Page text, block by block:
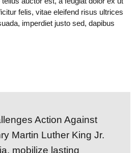
felis, vitae eleifend risus ultrices
imperdiet justo sed, dapibus
Action Against
Martin Luther King Jr.
mobilize lasting